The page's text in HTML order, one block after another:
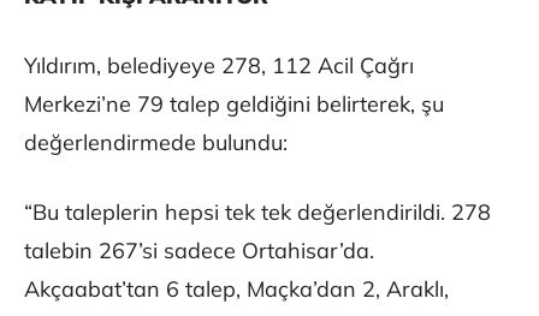
Yıldırım, belediyeye 278, 112 Acil Çağrı
Merkezi’ne 79 talep geldiğini belirterek, şu
değerlendirmede bulundu:
“Bu taleplerin hepsi tek tek değerlendirildi. 278
talebin 267’si sadece Ortahisar’da.
Akçaabat’tan 6 talep, Maçka’dan 2, Araklı,